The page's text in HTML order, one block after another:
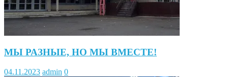
МЫ РАЗНЫЕ, НО МЫ ВМЕСТЕ!
04.11.2023 admin 0